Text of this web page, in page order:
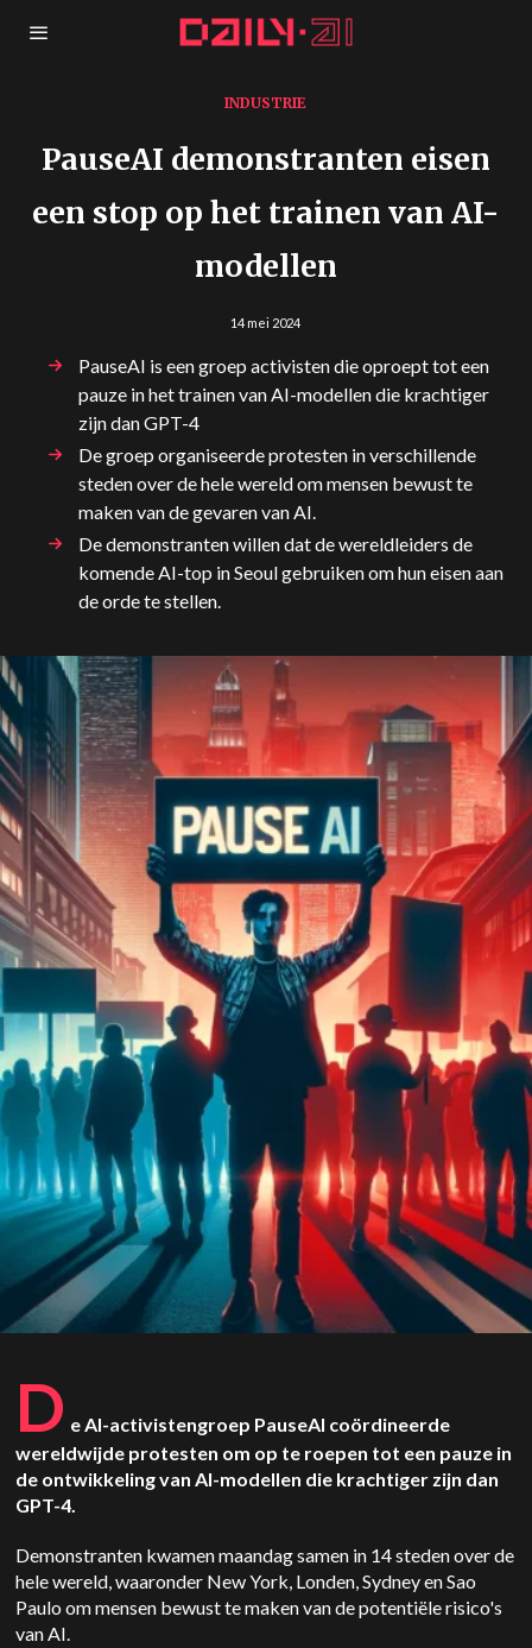
INDUSTRIE
PauseAI demonstranten eisen
een stop op het trainen van AI-
modellen
14 mei 2024
PauseAI is een groep activisten die oproept tot een
pauze in het trainen van AI-modellen die krachtiger
zijn dan GPT-4
De groep organiseerde protesten in verschillende
steden over de hele wereld om mensen bewust te
maken van de gevaren van AI.
De demonstranten willen dat de wereldleiders de
komende AI-top in Seoul gebruiken om hun eisen aan
de orde te stellen.
D e AI-activistengroep PauseAI coördineerde
wereldwijde protesten om op te roepen tot een pauze in
de ontwikkeling van AI-modellen die krachtiger zijn dan
GPT-4.
Demonstranten kwamen maandag samen in 14 steden over de
hele wereld, waaronder New York, Londen, Sydney en Sao
Paulo om mensen bewust te maken van de potentiële risico's
van AI.